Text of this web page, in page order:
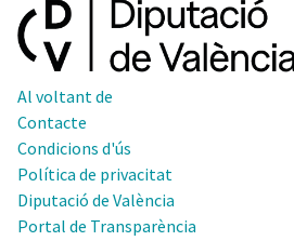
Al voltant de
Contacte
Condicions d'ús
Política de privacitat
Diputació de València
Portal de Transparència